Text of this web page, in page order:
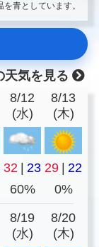
青としています。
天気を見る
8/12
(水)
8/13
(木)
32 23 29
22
60% 0%
8/19
(水)
8/20
(木)